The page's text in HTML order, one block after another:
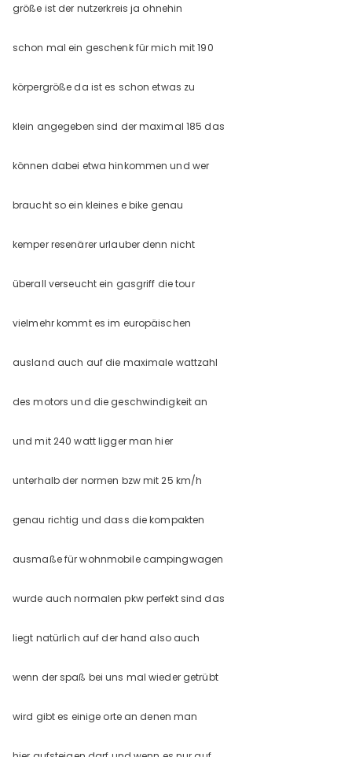
größe ist der nutzerkreis ja ohnehin
schon mal ein geschenk für mich mit 190
körpergröße da ist es schon etwas zu
klein angegeben sind der maximal 185 das
können dabei etwa hinkommen und wer
braucht so ein kleines e bike genau
kemper resenärer urlauber denn nicht
überall verseucht ein gasgriff die tour
vielmehr kommt es im europäischen
ausland auch auf die maximale wattzahl
des motors und die geschwindigkeit an
und mit 240 watt ligger man hier
unterhalb der normen bzw mit 25 km/h
genau richtig und dass die kompakten
ausmaße für wohnmobile campingwagen
wurde auch normalen pkw perfekt sind das
liegt natürlich auf der hand also auch
wenn der spaß bei uns mal wieder getrübt
wird gibt es einige orte an denen man